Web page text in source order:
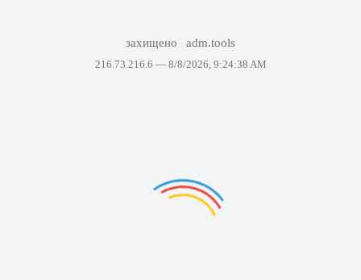
захищено adm.tools
216.73.216.6 — 8/8/2026, 9:24:38 AM